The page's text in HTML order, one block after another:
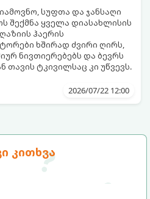
კითხვა
სუფთა და ჯანსაღი
შექმნა ყველა დიასახლისის
ჰაერის
ხშირად ძვირი ღირს,
ნივთიერებებს და ბევრს
თავის ტკივილსაც კი უწვევს.
და სიახლის ეფექტის მიღწევა
დაგჭირდებათ, რომლებიც
2026/07/22 12:00